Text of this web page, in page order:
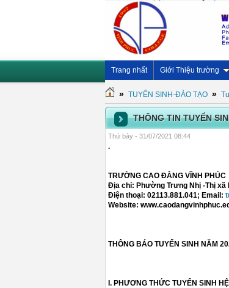
Trang nhất Giới Thiệu trường
» TUYỂN SINH-ĐÀO TẠO »
THÔNG TIN TUYỂN
Thứ bảy - 31/07/2021 08:44
.
TRƯỜNG CAO ĐẲNG VĨNH PHÚC
Địa chỉ: Phường Trưng Nhị -Thị xã
Điện thoại: 02113.881.041; Email:
Website:
THÔNG BÁO TUYỂN SINH NĂM
I. PHƯƠNG THỨC TUYỂN SINH